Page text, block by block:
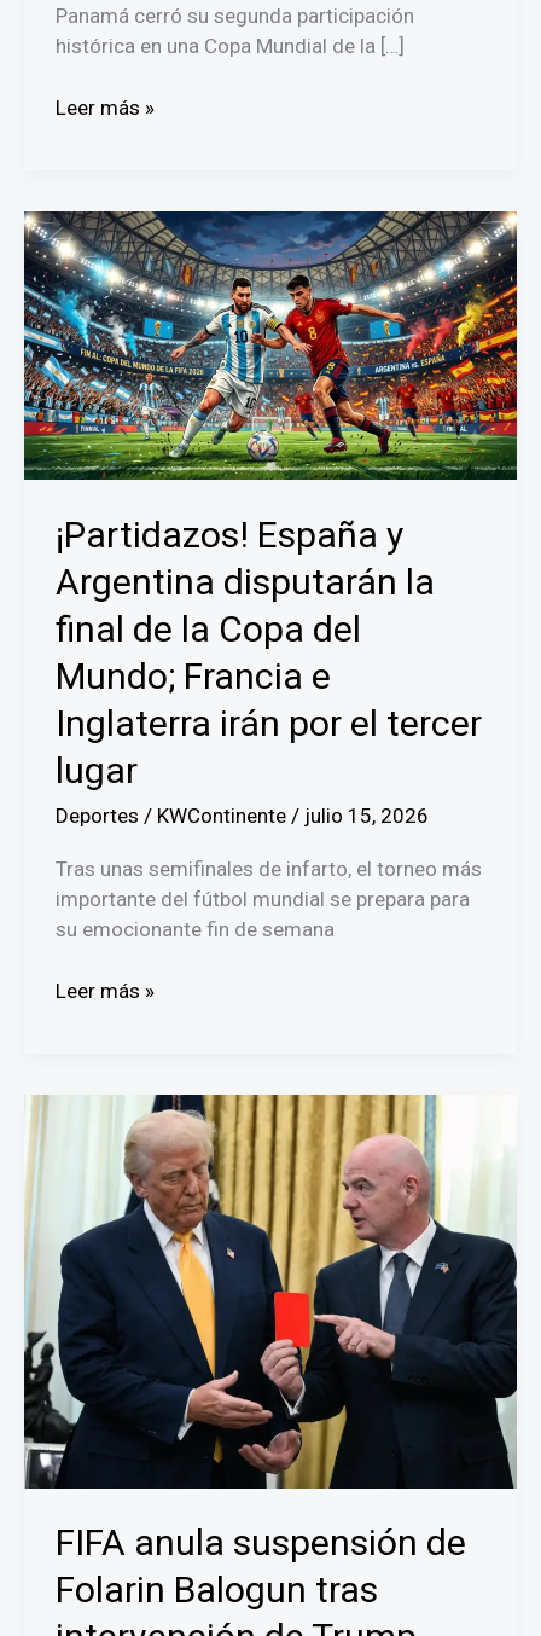
Panamá cerró su segunda participación
histórica en una Copa Mundial de la […]
Panamá
puesto
43
del
Mundial
2026
y
supera
su
registro
de
Rusia
2018
Leer más »
¡Partidazos! España y
Argentina disputarán la
final de la Copa del
Mundo; Francia e
Inglaterra irán por el tercer
lugar
Deportes / KWContinente / julio 15, 2026
Tras unas semifinales de infarto, el torneo más
importante del fútbol mundial se prepara para
su emocionante fin de semana
¡Partidazos!
disputarán
Copa
del
Mundo;
Francia
e
Inglaterra
irán
por
tercer
lugar
Leer más »
FIFA anula suspensión de
Folarin Balogun tras